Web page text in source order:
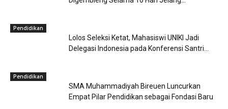
Pendidikan
Lolos Seleksi Ketat, Mahasiswi UNIKI Jadi
Delegasi Indonesia pada Konferensi Santri...
Pendidikan
SMA Muhammadiyah Bireuen Luncurkan
Empat Pilar Pendidikan sebagai Fondasi Baru